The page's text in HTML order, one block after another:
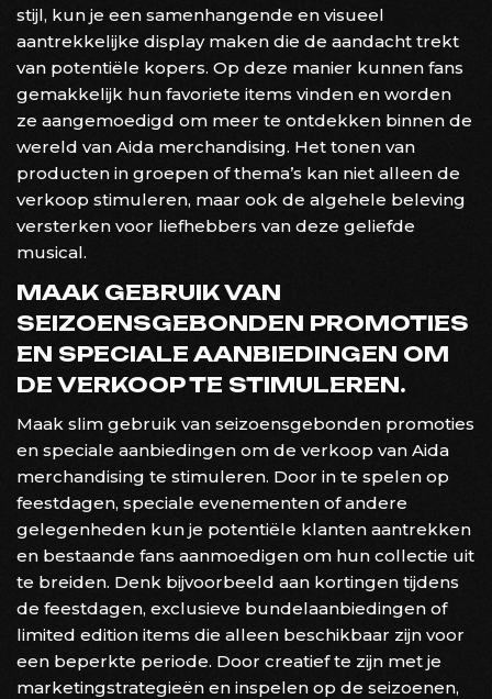
stijl, kun je een samenhangende en visueel
aantrekkelijke display maken die de aandacht trekt
van potentiële kopers. Op deze manier kunnen fans
gemakkelijk hun favoriete items vinden en worden
ze aangemoedigd om meer te ontdekken binnen de
wereld van Aida merchandising. Het tonen van
producten in groepen of thema’s kan niet alleen de
verkoop stimuleren, maar ook de algehele beleving
versterken voor liefhebbers van deze geliefde
musical.
MAAK GEBRUIK VAN
SEIZOENSGEBONDEN PROMOTIES
EN SPECIALE AANBIEDINGEN OM
DE VERKOOP TE STIMULEREN.
Maak slim gebruik van seizoensgebonden promoties
en speciale aanbiedingen om de verkoop van Aida
merchandising te stimuleren. Door in te spelen op
feestdagen, speciale evenementen of andere
gelegenheden kun je potentiële klanten aantrekken
en bestaande fans aanmoedigen om hun collectie uit
te breiden. Denk bijvoorbeeld aan kortingen tijdens
de feestdagen, exclusieve bundelaanbiedingen of
limited edition items die alleen beschikbaar zijn voor
een beperkte periode. Door creatief te zijn met je
marketingstrategieën en inspelen op de seizoenen,